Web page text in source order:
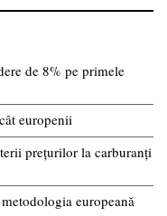
de 8% pe primele
europenii
prețurilor la carburanți
europeană